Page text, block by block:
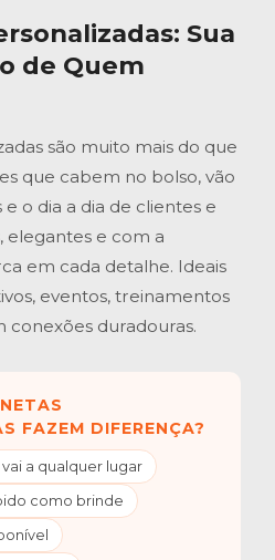
: Sua
de Quem
são muito mais do que
que cabem no bolso, vão
o dia a dia de clientes e
elegantes e com a
em cada detalhe. Ideais
eventos, treinamentos
conexões duradouras.
FAZEM DIFERENÇA?
a qualquer lugar
como brinde